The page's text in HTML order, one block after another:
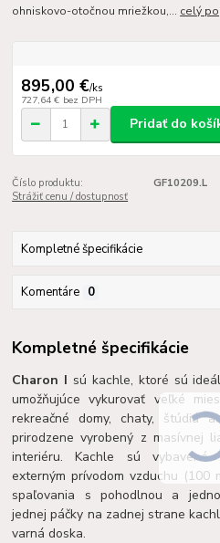
ohniskovo-otočnou mriežkou,... celý
895,00 €/ks
727,64 € bez DPH
Pridať do
Číslo produktu:
GF10209.L
Strážiť cenu / dostupnosť
Kompletné špecifikácie
Komentáre 0
Kompletné špecifikácie
Charon I sú kachle, ktoré sú
umožňujúce vykurovať veľké
rekreačné domy, chaty, štúdiá
prirodzene vyrobený z masívnej
interiéru. Kachle sú vybavené
externým prívodom vzduchu (100
spaľovania s pohodlnou a
jednej páčky na zadnej strane
varná doska.